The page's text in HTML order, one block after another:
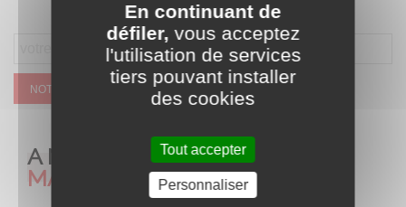
NOTIFIEZ MOI QUAND CE SERA DISPONIBLE
A NE PAS
MANQUER
En continuant de
défiler, vous acceptez
l'utilisation de services
tiers pouvant installer
des cookies
Tout accepter
Personnaliser